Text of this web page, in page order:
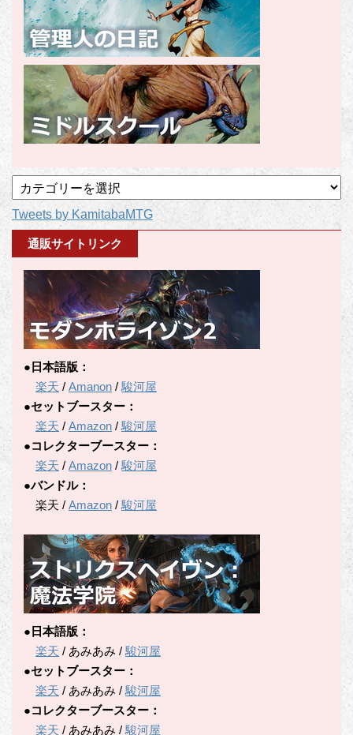
事
カ
テ
Tweets by KamitabaMTG
通販サイトリンク
●日本語版：
楽天 / Amanon /駿河屋
●セットブースター：
楽天 / Amazon /駿河屋
●コレクターブースター：
楽天 / Amazon /駿河屋
●バンドル：
楽天 / Amazon /駿河屋
●日本語版：
楽天 / あみあみ /駿河屋
●セットブースター：
楽天 / あみあみ /駿河屋
●コレクターブースター：
楽天 / あみあみ /駿河屋